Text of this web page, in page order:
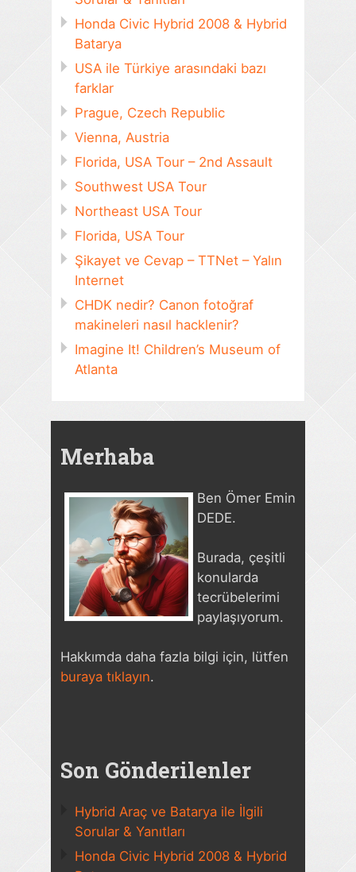
Honda Civic Hybrid 2008 & Hybrid
Batarya
USA ile Türkiye arasındaki bazı
farklar
Prague, Czech Republic
Vienna, Austria
Florida, USA Tour – 2nd Assault
Southwest USA Tour
Northeast USA Tour
Florida, USA Tour
Şikayet ve Cevap – TTNet – Yalın
Internet
CHDK nedir? Canon fotoğraf
makineleri nasıl hacklenir?
Imagine It! Children’s Museum of
Atlanta
Merhaba
Ben Ömer Emin
DEDE.
Burada, çeşitli
konularda
tecrübelerimi
paylaşıyorum.
Hakkımda daha fazla bilgi için, lütfen
buraya tıklayın.
Son Gönderilenler
Hybrid Araç ve Batarya ile İlgili
Sorular & Yanıtları
Honda Civic Hybrid 2008 & Hybrid